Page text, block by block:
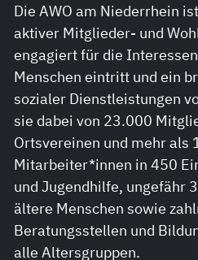
Die AWO am Niederrhein
aktiver Mitglieder- und
engagiert für die
Menschen eintritt und ein
sozialer Dienstleistungen
sie dabei von 23.000
Ortsvereinen und mehr als
Mitarbeiter*innen in 450
und Jugendhilfe, ungefähr
ältere Menschen sowie
Beratungsstellen und
alle Altersgruppen.